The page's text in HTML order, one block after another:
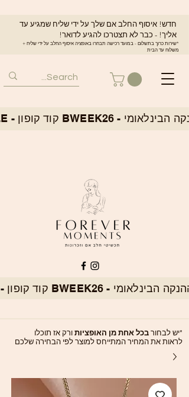
חדש! איסוף החלב אם שלך על ידי שליח שמגיע עד
אליך! - כבר לא תצטרכו להגיע לדואר!
*שירות כרוך בתשלום - במועד רכישה תבחרו באופציה איסוף החלב על ידי שליח +
משלוח עד הבית
*יש לבחור בכל אחת מן האופציות ורק אז תוכלו
לראות את המחיר המתייחס למוצר לפי הבחירה שלכם